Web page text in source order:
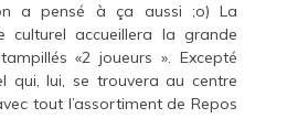
a pensé à ça aussi ;o) La
culturel accueillera la grande
«2 joueurs ». Excepté
qui, lui, se trouvera au centre
tout l’assortiment de Repos